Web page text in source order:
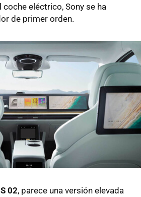
eléctrico, Sony se ha
de primer orden.
02, parece una versión elevada